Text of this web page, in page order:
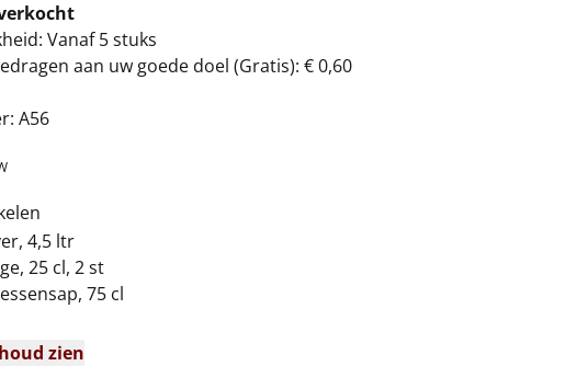
Vanaf 5 stuks
aan uw goede doel (Gratis): € 0,60
A56
4,5 ltr
25 cl, 2 st
75 cl
zien